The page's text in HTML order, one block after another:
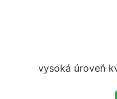
vysoká úroveň